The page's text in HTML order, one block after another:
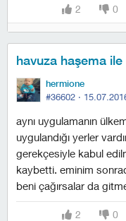
2 0
havuza haşema ile
hermione
#36602 ·
aynı uygulamanın
uygulandığı yerler
gerekçesiyle kabul
kaybetti. eminim
beni çağırsalar da
2 0